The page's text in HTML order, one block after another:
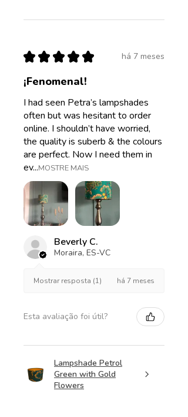
★ ★ ★ ★ ★ há 7 meses
¡Fenomenal!
I had seen Petra’s lampshades
often but was hesitant to order
online. I shouldn’t have worried,
the quality is suberb & the colours
are perfect. Now I need them in
ev...MOSTRE MAIS
Beverly C.
Moraira, ES-VC
Mostrar resposta (1) há 7 meses
Esta avaliação foi útil?
Lampshade Petrol
Green with Gold
Flowers